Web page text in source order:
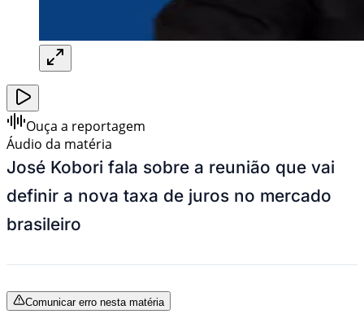
Ouça a reportagem
Áudio da matéria
José Kobori fala sobre a reunião que vai
definir a nova taxa de juros no mercado
brasileiro
Comunicar erro nesta matéria